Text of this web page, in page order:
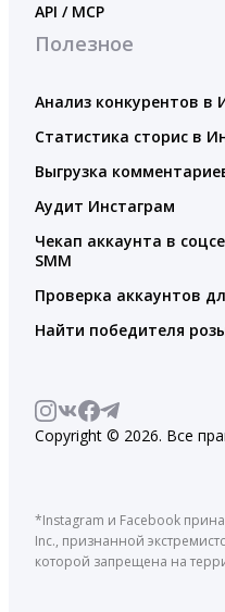
API / MCP
Полезное
Анализ конкурентов в
Статистика сторис в
Выгрузка
Аудит Инстаграм
Чекап аккаунта в
SMM
Проверка аккаунтов
Найти победителя
Copyright © 2026. Все
*Instagram и Facebook
Inc., признанной
которой запрещена на